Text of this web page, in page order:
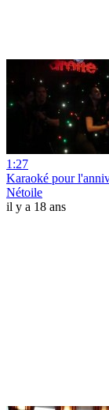
1:27
Karaoké pour
Nétoile
il y a 18 ans